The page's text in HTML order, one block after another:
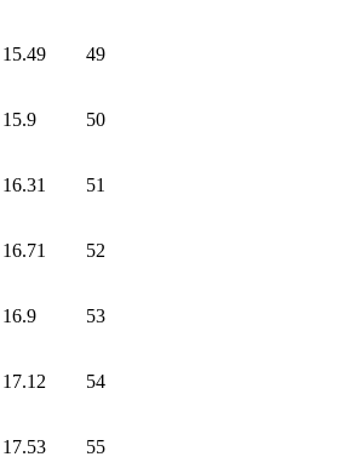
15.49 49
15.9 50
16.31 51
16.71 52
16.9 53
17.12 54
17.53 55